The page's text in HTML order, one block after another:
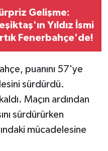
Gelişme:
Yıldız İsmi
Fenerbahçe'de!
puanını 57'ye
sürdürdü.
Maçın ardından
sürdürürken
mücadelesine